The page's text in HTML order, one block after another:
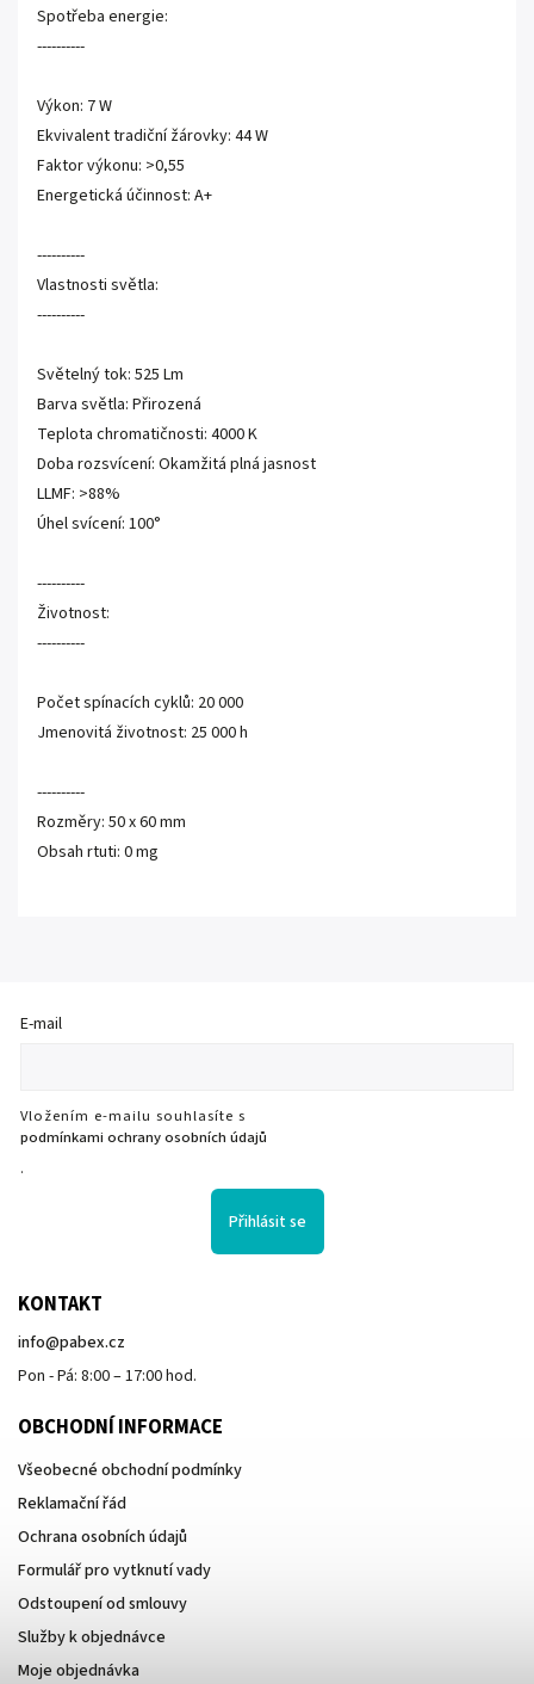
Spotřeba energie:
----------
Výkon: 7 W
Ekvivalent tradiční žárovky: 44 W
Faktor výkonu: >0,55
Energetická účinnost: A+
----------
Vlastnosti světla:
----------
Světelný tok: 525 Lm
Barva světla: Přirozená
Teplota chromatičnosti: 4000 K
Doba rozsvícení: Okamžitá plná jasnost
LLMF: >88%
Úhel svícení: 100°
----------
Životnost:
----------
Počet spínacích cyklů: 20 000
Jmenovitá životnost: 25 000 h
----------
Rozměry: 50 x 60 mm
Obsah rtuti: 0 mg
E-mail
Vložením e-mailu souhlasíte s
podmínkami ochrany osobních údajů
.
Přihlásit se
KONTAKT
info@pabex.cz
Pon - Pá: 8:00 – 17:00 hod.
OBCHODNÍ INFORMACE
Všeobecné obchodní podmínky
Reklamační řád
Ochrana osobních údajů
Formulář pro vytknutí vady
Odstoupení od smlouvy
Služby k objednávce
Moje objednávka